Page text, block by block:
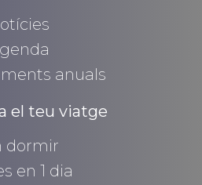
anuals
el teu viatge
dormir
en 1 dia